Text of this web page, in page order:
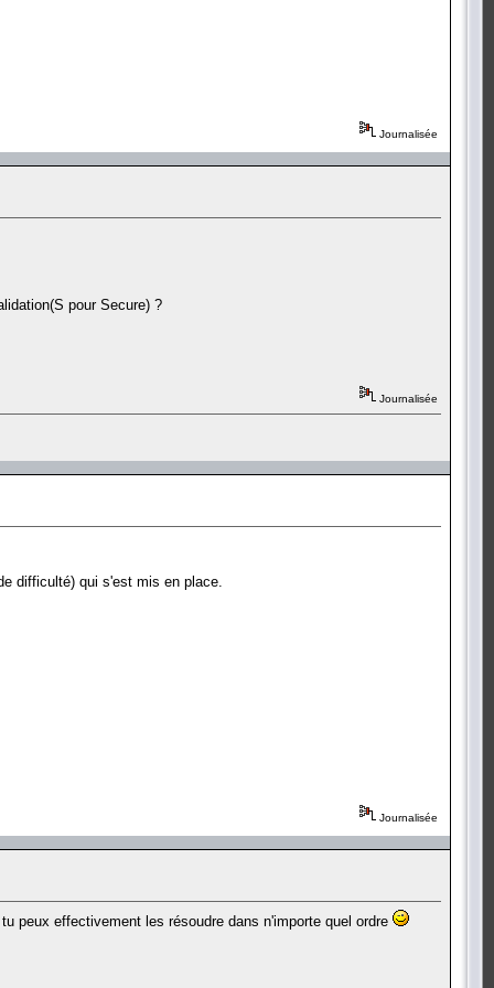
Journalisée
pour Secure) ?
Journalisée
difficulté) qui s'est mis en place.
Journalisée
peux effectivement les résoudre dans n'importe quel ordre